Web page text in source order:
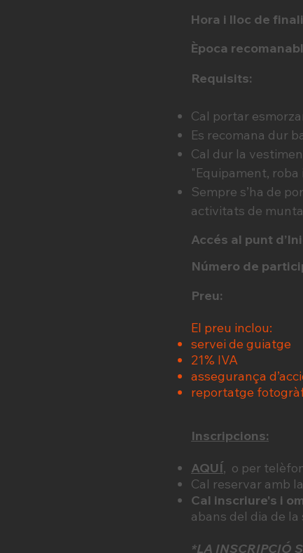
Hora i lloc de
Època
Requisits:
Cal portar
Es recomana dur
Cal dur la
"Equipament, roba
Sempre s’ha de
activitats de
Accés al punt
Número de
Preu:
El preu inclou:
servei de guiatge
21% IVA
assegurança
reportatge
Inscripcions:
AQUÍ, o per
Cal reservar amb la
Cal inscriure's i
abans del dia de la
*LA INSCRIPCIÓ